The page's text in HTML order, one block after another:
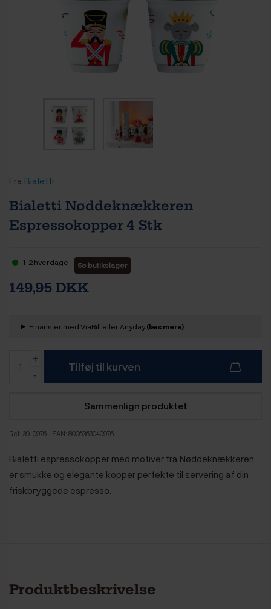
Fra Bialetti
Bialetti Nøddeknækkeren
Espressokopper 4 Stk
1-2 hverdage Se butikslager
149,95 DKK
Finansier med ViaBill eller Anyday(læs mere)
Tilføj til kurven
Sammenlign produktet
Ref: 39-0976 - EAN: 8006363040976
Bialetti espressokopper med motiver fra Nøddeknækkeren
er smukke og elegante kopper perfekte til servering af din
friskbryggede espresso.
Produktbeskrivelse